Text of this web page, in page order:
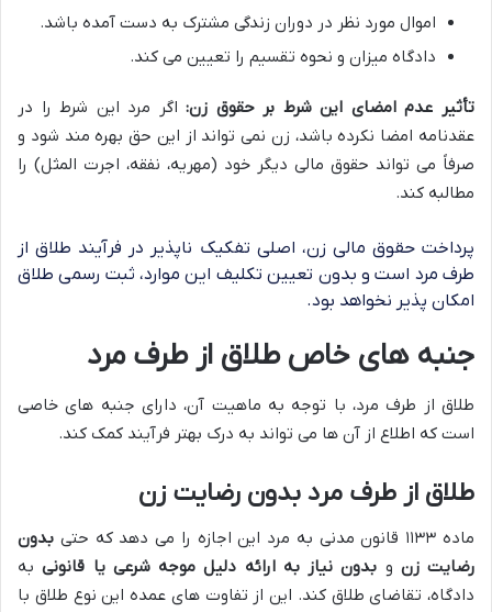
اموال مورد نظر در دوران زندگی مشترک به دست آمده باشد.
دادگاه میزان و نحوه تقسیم را تعیین می کند.
تأثیر عدم امضای این شرط بر حقوق زن:اگر مرد این شرط را در
عقدنامه امضا نکرده باشد، زن نمی تواند از این حق بهره مند شود و
صرفاً می تواند حقوق مالی دیگر خود (مهریه، نفقه، اجرت المثل) را
مطالبه کند.
پرداخت حقوق مالی زن، اصلی تفکیک ناپذیر در فرآیند طلاق از
طرف مرد است و بدون تعیین تکلیف این موارد، ثبت رسمی طلاق
امکان پذیر نخواهد بود.
جنبه های خاص طلاق از طرف مرد
طلاق از طرف مرد، با توجه به ماهیت آن، دارای جنبه های خاصی
است که اطلاع از آن ها می تواند به درک بهتر فرآیند کمک کند.
طلاق از طرف مرد بدون رضایت زن
ماده ۱۱۳۳ قانون مدنی به مرد این اجازه را می دهد که حتی
بدون
رضایت زن و بدون نیاز به ارائه دلیل موجه شرعی یا قانونیبه
دادگاه، تقاضای طلاق کند. این از تفاوت های عمده این نوع طلاق با